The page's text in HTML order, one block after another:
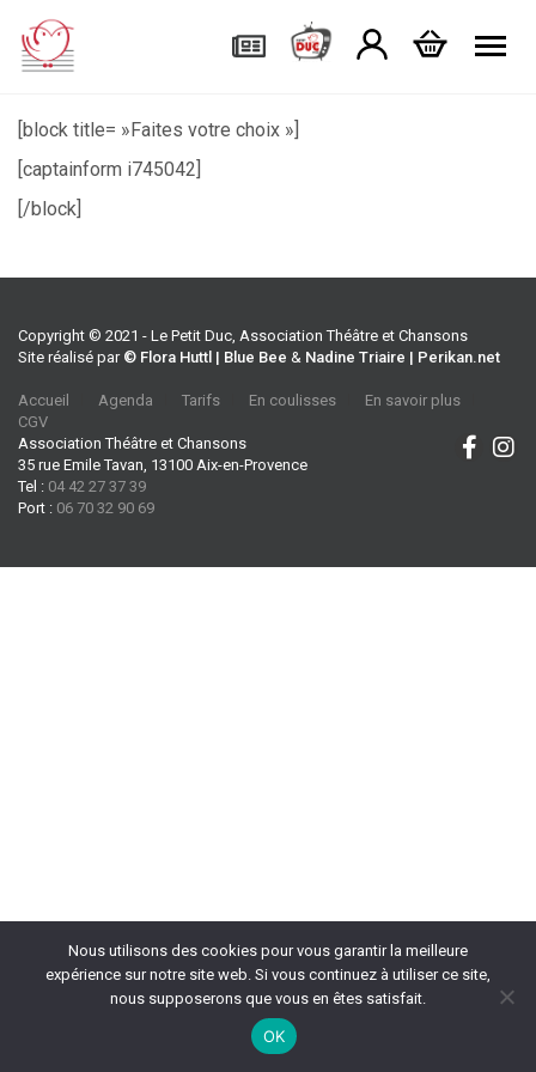
[block title= »Faites votre choix »]
[captainform i745042]
[/block]
Copyright © 2021 - Le Petit Duc, Association Théâtre et Chansons
Site réalisé par © Flora Huttl | Blue Bee & Nadine Triaire | Perikan.net
Accueil Agenda Tarifs En coulisses
En savoir plus
CGV
Association Théâtre et Chansons
35 rue Emile Tavan, 13100 Aix-en-Provence
Tel : 04 42 27 37 39
Port : 06 70 32 90 69
Nous utilisons des cookies pour vous garantir la meilleure
expérience sur notre site web. Si vous continuez à utiliser ce site,
nous supposerons que vous en êtes satisfait.
OK